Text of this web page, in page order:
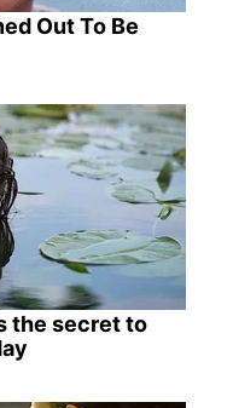
Out To Be
the secret to